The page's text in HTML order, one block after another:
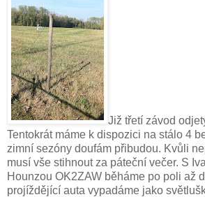
Již třetí závod
Tentokrát máme k dispozici na stálo 4
zimní sezóny doufám přibudou. Kvůli
musí vše stihnout za páteční večer. S
Hounzou OK2ZAW běháme po poli až
projíždějící auta vypadáme jako